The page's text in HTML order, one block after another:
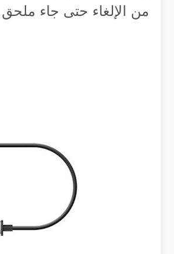
من الإلغاء حتى جاء ملحق Accessport.